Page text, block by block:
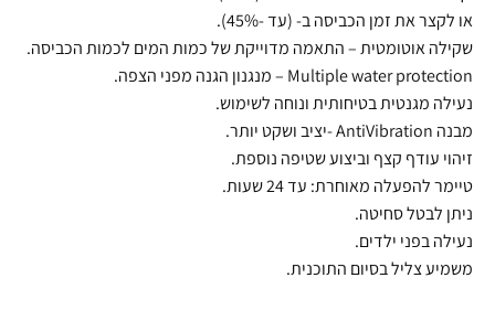
או לקצר את זמן הכביסה ב- (עד -45%).
שקילה אוטומטית – התאמה מדוייקת של כמות המים לכמות הכביסה.
Multiple water protection – מנגנון הגנה מפני הצפה.
נעילה מגנטית בטיחותית ונוחה לשימוש.
מבנה AntiVibration -יציב ושקט יותר.
זיהוי עודף קצף וביצוע שטיפה נוספת.
טיימר להפעלה מאוחרת: עד 24 שעות.
ניתן לבטל סחיטה.
נעילה בפני ילדים.
משמיע צליל בסיום התוכנית.